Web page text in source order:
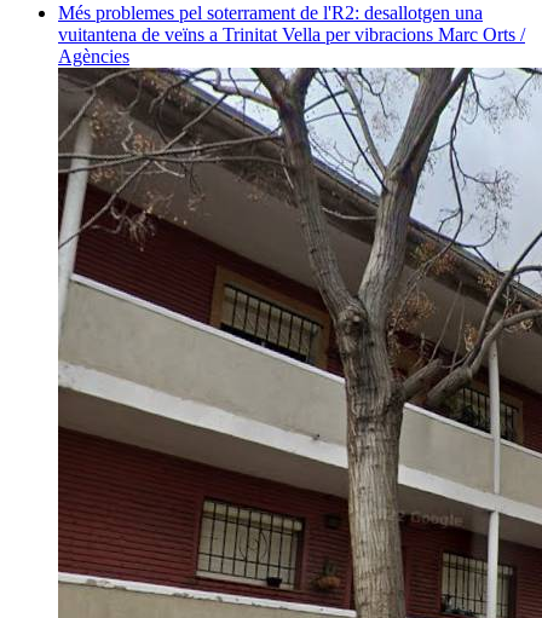
Més problemes pel soterrament de l'R2: desallotgen una
vuitantena de veïns a Trinitat Vella per vibracions Marc Orts /
Agències